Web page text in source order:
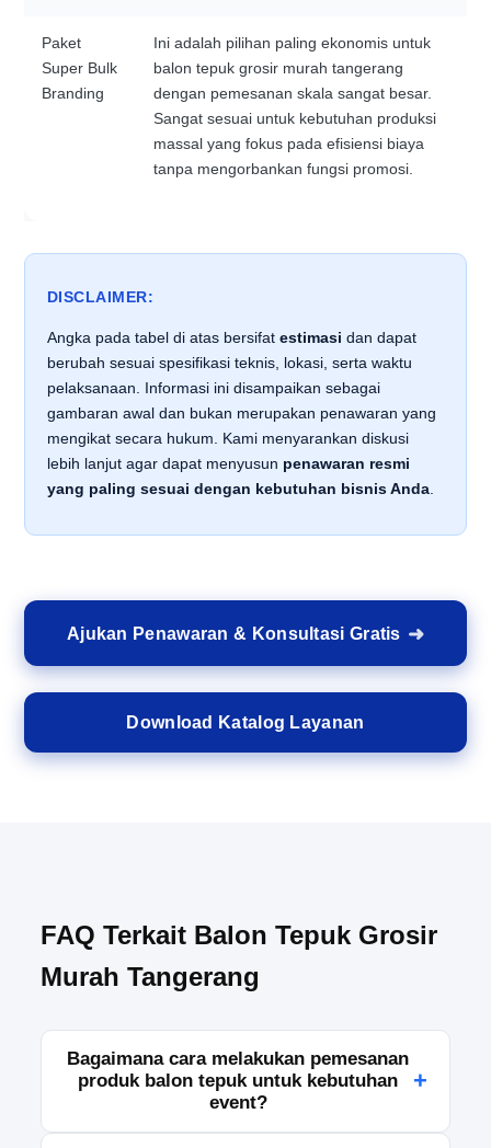
Paket
Super Bulk
Branding
Ini adalah pilihan paling ekonomis untuk
balon tepuk grosir murah tangerang
dengan pemesanan skala sangat besar.
Sangat sesuai untuk kebutuhan produksi
massal yang fokus pada efisiensi biaya
tanpa mengorbankan fungsi promosi.
DISCLAIMER:
Angka pada tabel di atas bersifat estimasi dan dapat
berubah sesuai spesifikasi teknis, lokasi, serta waktu
pelaksanaan. Informasi ini disampaikan sebagai
gambaran awal dan bukan merupakan penawaran yang
mengikat secara hukum. Kami menyarankan diskusi
lebih lanjut agar dapat menyusun penawaran resmi
yang paling sesuai dengan kebutuhan bisnis Anda.
Ajukan Penawaran & Konsultasi Gratis
Download Katalog Layanan
FAQ Terkait Balon Tepuk Grosir
Murah Tangerang
Bagaimana cara melakukan pemesanan
produk balon tepuk untuk kebutuhan
event?
+